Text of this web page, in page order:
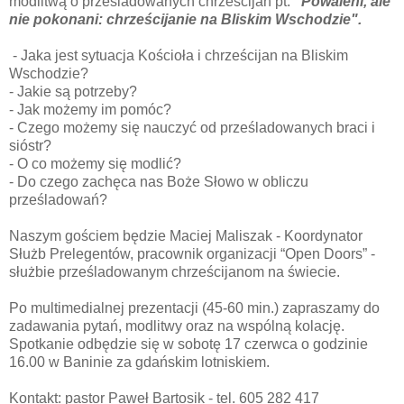
nie pokonani: chrześcijanie na Bliskim Wschodzie".
- Jaka jest sytuacja Kościoła i chrześcijan na Bliskim
Wschodzie?
- Jakie są potrzeby?
- Jak możemy im pomóc?
- Czego możemy się nauczyć od prześladowanych braci i
sióstr?
- O co możemy się modlić?
- Do czego zachęca nas Boże Słowo w obliczu
prześladowań?
Naszym gościem będzie Maciej Maliszak - Koordynator
Służb Prelegentów, pracownik organizacji “Open Doors” -
służbie prześladowanym chrześcijanom na świecie.
Po multimedialnej prezentacji (45-60 min.) zapraszamy do
zadawania pytań, modlitwy oraz na wspólną kolację.
Spotkanie odbędzie się w sobotę 17 czerwca o godzinie
16.00 w Baninie za gdańskim lotniskiem.
Kontakt: pastor Paweł Bartosik - tel. 605 282 417